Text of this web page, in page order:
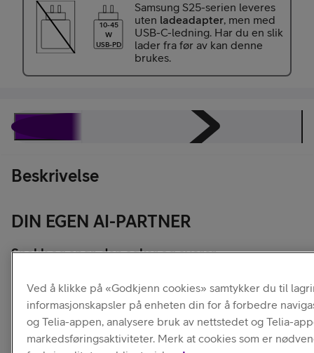
10-45
W
USB-PD
Samsung S25-serien leveres
uten ladeadapter, men med
USB-C-ledning. Har du en slik
lader fra før av kan denne
brukes.
Spesifikasjoner
Beskrivelse
DIN EGEN AI-PARTNER
Snakk og spør, den søker og svarer.
Samsung Galaxy S25 sparer betydelig tid for deg ved å
løse komplekse problemer raskt og sømløst. Den lytter til
tale, er intuitiv og tilpasser seg deg jo mer dere
kommuniserer. Utnytt den lynraske søkingen mellom
apper, oversettelse til og fra 45 språk, leksehjelp og
middagsfikseren. Nå skaper du på en helt ny og smidig
Ved å klikke på «Godkjenn cookies» samtykker du til
informasjonskapsler på enheten din for å forbedre
og Telia-appen, analysere bruk av nettstedet og Telia-
markedsføringsaktiviteter. Merk at cookies som er